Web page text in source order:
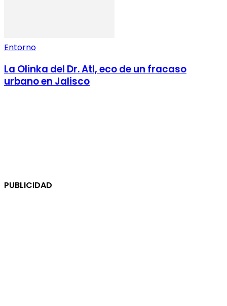
Entorno
La Olinka del Dr. Atl, eco de un fracaso
urbano en Jalisco
PUBLICIDAD